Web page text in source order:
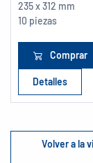
235 x 312 mm
10 piezas
Comprar
Detalles
Volver a la